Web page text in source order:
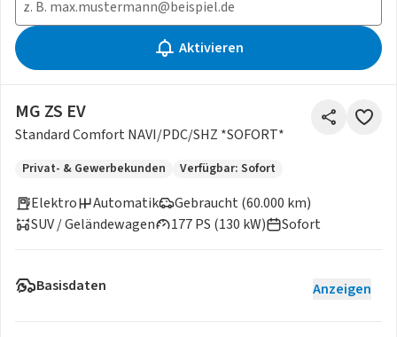
Aktivieren
MG ZS EV
Standard Comfort NAVI/PDC/SHZ *SOFORT*
Privat- & Gewerbekunden Verfügbar: Sofort
Elektro
Gebraucht (60.000 km)
177 PS (130 kW)
Automatik
SUV / Geländewagen
Sofort
Basisdaten Anzeigen